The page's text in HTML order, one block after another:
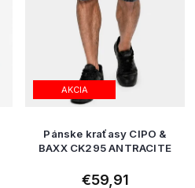
AKCIA
Pánske kraťasy CIPO &
BAXX CK295 ANTRACITE
€59,91